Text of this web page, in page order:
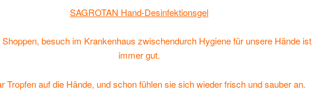
SAGROTAN Hand-Desinfektionsgel
besuch im Krankenhaus zwischendurch Hygiene für unsere Hände ist
immer gut.
Tropfen auf die Hände, und schon fühlen sie sich wieder frisch und sauber an.